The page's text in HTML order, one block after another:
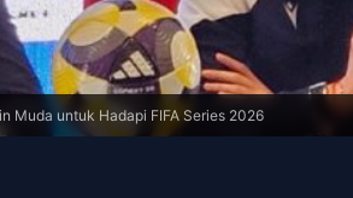
Muda untuk Hadapi FIFA Series 2026